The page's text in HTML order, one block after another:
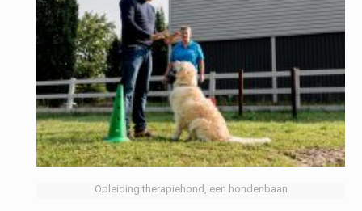
Opleiding therapiehond, een hondenbaan